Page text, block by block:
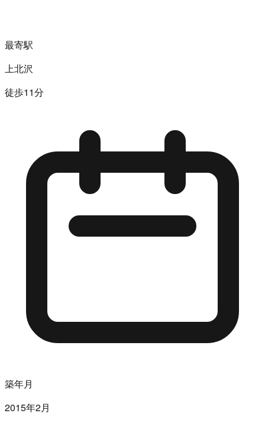
最寄駅
上北沢
徒歩11分
築年月
2015年2月